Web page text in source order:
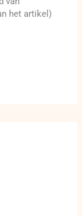
het artikel)